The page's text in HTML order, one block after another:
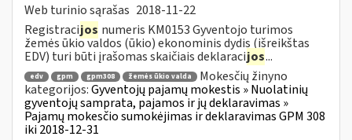
Web turinio sąrašas 2018-11-22
Registracijos numeris KM0153 Gyventojo turimos
žemės ūkio valdos (ūkio) ekonominis dydis (išreikštas
EDV) turi būti įrašomas skaičiais deklaracijos...
edv gpm gpm308 žemės ūkio valda
Mokesčių žinyno
kategorijos:Gyventojų pajamų mokestis » Nuolatinių
gyventojų samprata, pajamos ir jų deklaravimas »
Pajamų mokesčio sumokėjimas ir deklaravimas GPM 308
iki 2018-12-31